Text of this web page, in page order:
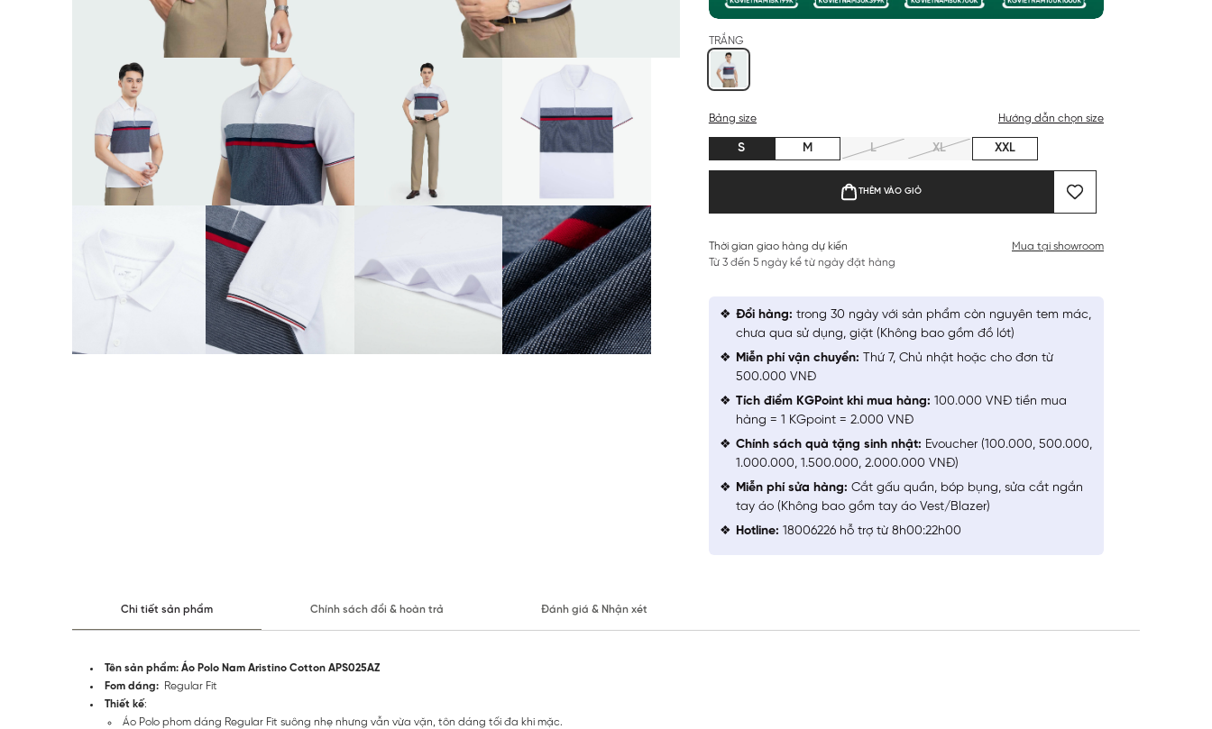
TRẮNG
Bảng size Hướng dẫn chọn size
S M L XL XXL
THÊM VÀO GIỎ
Thời gian giao hàng dự kiến
Từ 3 đến 5 ngày kể từ ngày đặt hàng
Mua tại showroom
Đổi hàng: trong 30 ngày với sản phẩm còn nguyên tem mác,
chưa qua sử dụng, giặt (Không bao gồm đồ lót)
Miễn phí vận chuyển: Thứ 7, Chủ nhật hoặc cho đơn từ
500.000 VNĐ
Tích điểm KGPoint khi mua hàng: 100.000 VNĐ tiền mua
hàng = 1 KGpoint = 2.000 VNĐ
Chính sách quà tặng sinh nhật: Evoucher (100.000, 500.000,
1.000.000, 1.500.000, 2.000.000 VNĐ)
Miễn phí sửa hàng: Cắt gấu quần, bóp bụng, sửa cắt ngắn
tay áo (Không bao gồm tay áo Vest/Blazer)
Hotline: 18006226 hỗ trợ từ 8h00:22h00
Chi tiết sản phẩm Chính sách đổi & hoàn trả Đánh giá & Nhận xét
Tên sản phẩm: Áo Polo Nam Aristino Cotton APS025AZ
Fom dáng: Regular Fit
Thiết kế:
Áo Polo phom dáng Regular Fit suông nhẹ nhưng vẫn vừa vặn, tôn dáng tối đa khi mặc.